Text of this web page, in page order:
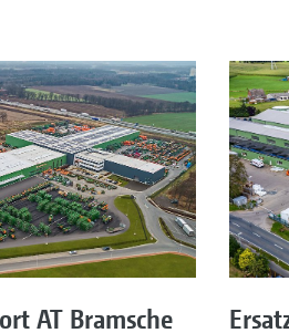
AT Bramsche